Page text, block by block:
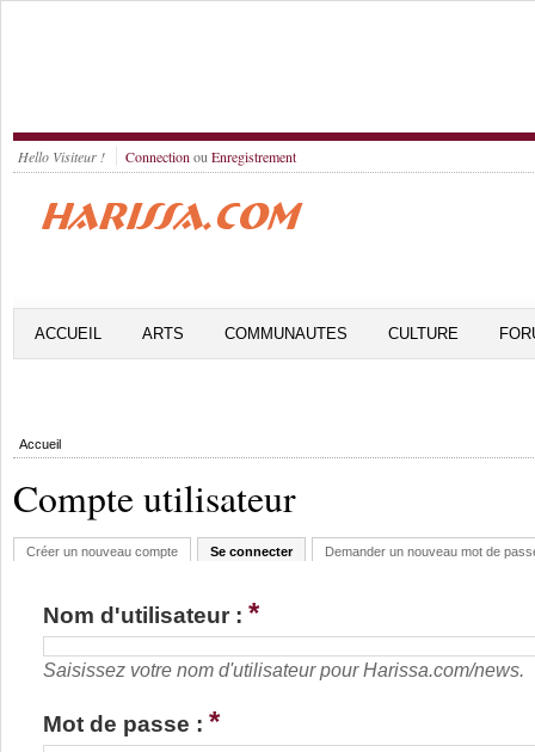
Hello Visiteur ! Connection ou Enregistrement
ACCUEIL ARTS COMMUNAUTES CULTURE
Accueil
Compte utilisateur
Créer un nouveau compte Se connecter Demander un nouveau mot de
Nom d'utilisateur : *
Saisissez votre nom d'utilisateur pour Harissa.com/news.
Mot de passe : *